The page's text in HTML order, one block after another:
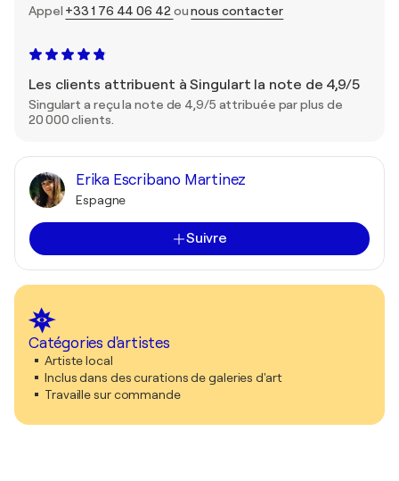
Appel +33 1 76 44 06 42 ounous contacter
Les clients attribuent à Singulart la note de 4,9/5
Singulart a reçu la note de 4,9/5 attribuée par plus de
20 000 clients.
Erika Escribano Martinez
Espagne
Suivre
Catégories d'artistes
Artiste local
Inclus dans des curations de galeries d'art
Travaille sur commande